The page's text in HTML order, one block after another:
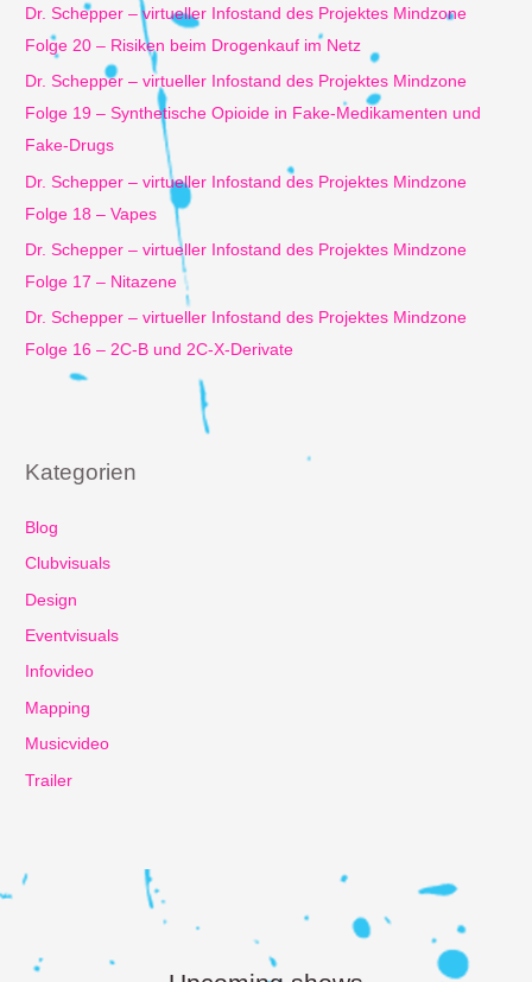
n
a
c
h
:
Dr. Schepper – virtueller Infostand des Projektes Mindzone
Folge 20 – Risiken beim Drogenkauf im Netz
Dr. Schepper – virtueller Infostand des Projektes Mindzone
Folge 19 – Synthetische Opioide in Fake-Medikamenten und
Fake-Drugs
Dr. Schepper – virtueller Infostand des Projektes Mindzone
Folge 18 – Vapes
Dr. Schepper – virtueller Infostand des Projektes Mindzone
Folge 17 – Nitazene
Dr. Schepper – virtueller Infostand des Projektes Mindzone
Folge 16 – 2C-B und 2C-X-Derivate
Kategorien
Blog
Clubvisuals
Design
Eventvisuals
Infovideo
Mapping
Musicvideo
Trailer